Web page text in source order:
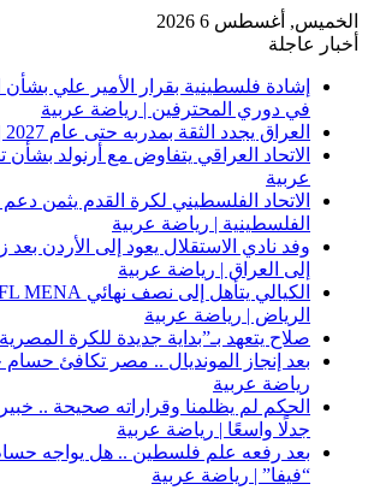
الخميس, أغسطس 6 2026
أخبار عاجلة
إشادة فلسطينية بقرار الأمير علي
في دوري المحترفين | رياضة عربية
العراق يجدد الثقة بمدربه حتى عام 2027 | رياضة عربية
الاتحاد العراقي يتفاوض مع أرنولد
عربية
الاتحاد الفلسطيني لكرة القدم يثمن
الفلسطينية | رياضة عربية
وفد نادي الاستقلال يعود إلى الأردن
إلى العراق | رياضة عربية
الرياض | رياضة عربية
صلاح يتعهد بـ”بداية جديدة للكرة
بعد إنجاز المونديال .. مصر تكافئ
رياضة عربية
الحكم لم يظلمنا وقراراته صحيحة ..
جدلًا واسعًا | رياضة عربية
بعد رفعه علم فلسطين .. هل يواجه
“فيفا” | رياضة عربية